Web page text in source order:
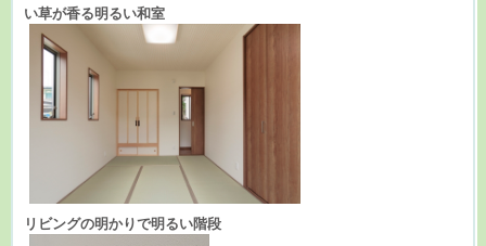
い草が香る明るい和室
リビングの明かりで明るい階段